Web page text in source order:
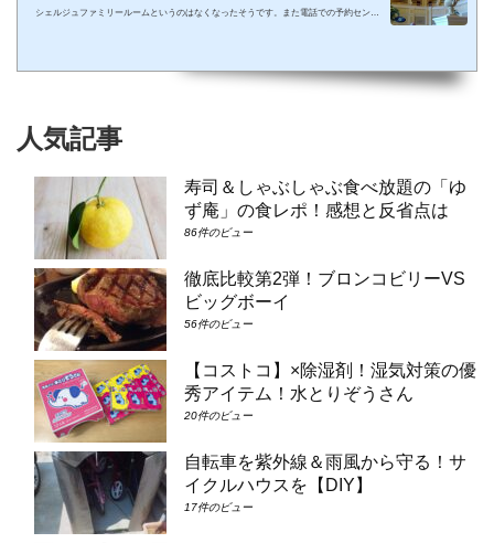
シェルジュファミリールームというのはなくなったそうです。また電話での予約センタ
ュ・スーペリアルーム（パークビュー）（7-8階）④コンシェルジュ・デラックスルー
人気記事
寿司＆しゃぶしゃぶ食べ放題の「ゆ
ず庵」の食レポ！感想と反省点は
86件のビュー
徹底比較第2弾！ブロンコビリーVS
ビッグボーイ
56件のビュー
【コストコ】×除湿剤！湿気対策の優
秀アイテム！水とりぞうさん
20件のビュー
自転車を紫外線＆雨風から守る！サ
イクルハウスを【DIY】
17件のビュー